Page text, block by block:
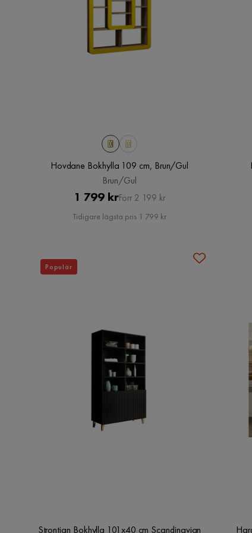
Hovdane Bokhylla 109 cm, Brun/Gul
Brun/Gul
Pris
1 799 krOriginal
Pris
Förr 2 199 kr
Tidigare lägsta pris 1 799 kr
Strontian Bokhylla 101x40 cm Scandinavian
Populär